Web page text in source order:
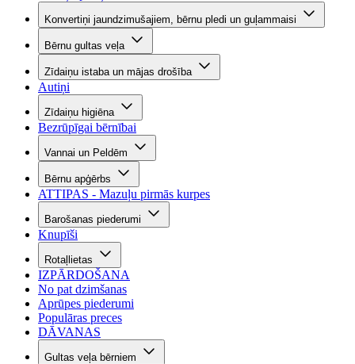
Konvertiņi jaundzimušajiem, bērnu pledi un guļammaisi
Bērnu gultas veļa
Zīdaiņu istaba un mājas drošība
Autiņi
Zīdaiņu higiēna
Bezrūpīgai bērnībai
Vannai un Peldēm
Bērnu apģērbs
ATTIPAS - Mazuļu pirmās kurpes
Barošanas piederumi
Knupīši
Rotaļlietas
IZPĀRDOŠANA
No pat dzimšanas
Aprūpes piederumi
Populāras preces
DĀVANAS
Gultas veļa bērniem